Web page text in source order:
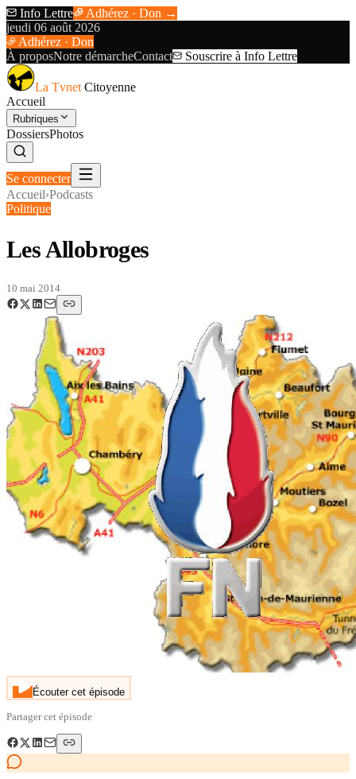
Info Lettre
Adhérez · Don →
jeudi 06 août 2026
Adhérez · Don
À proposNotre démarcheContact Souscrire à Info Lettre
La Tvnet Citoyenne
Accueil
Rubriques
DossiersPhotos
Se connecter
Accueil›Podcasts
Politique
Les Allobroges
10 mai 2014
Écouter cet épisode
Partager cet épisode